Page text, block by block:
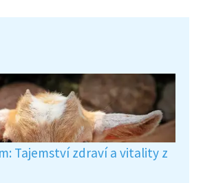
Tajemství zdraví a vitality z